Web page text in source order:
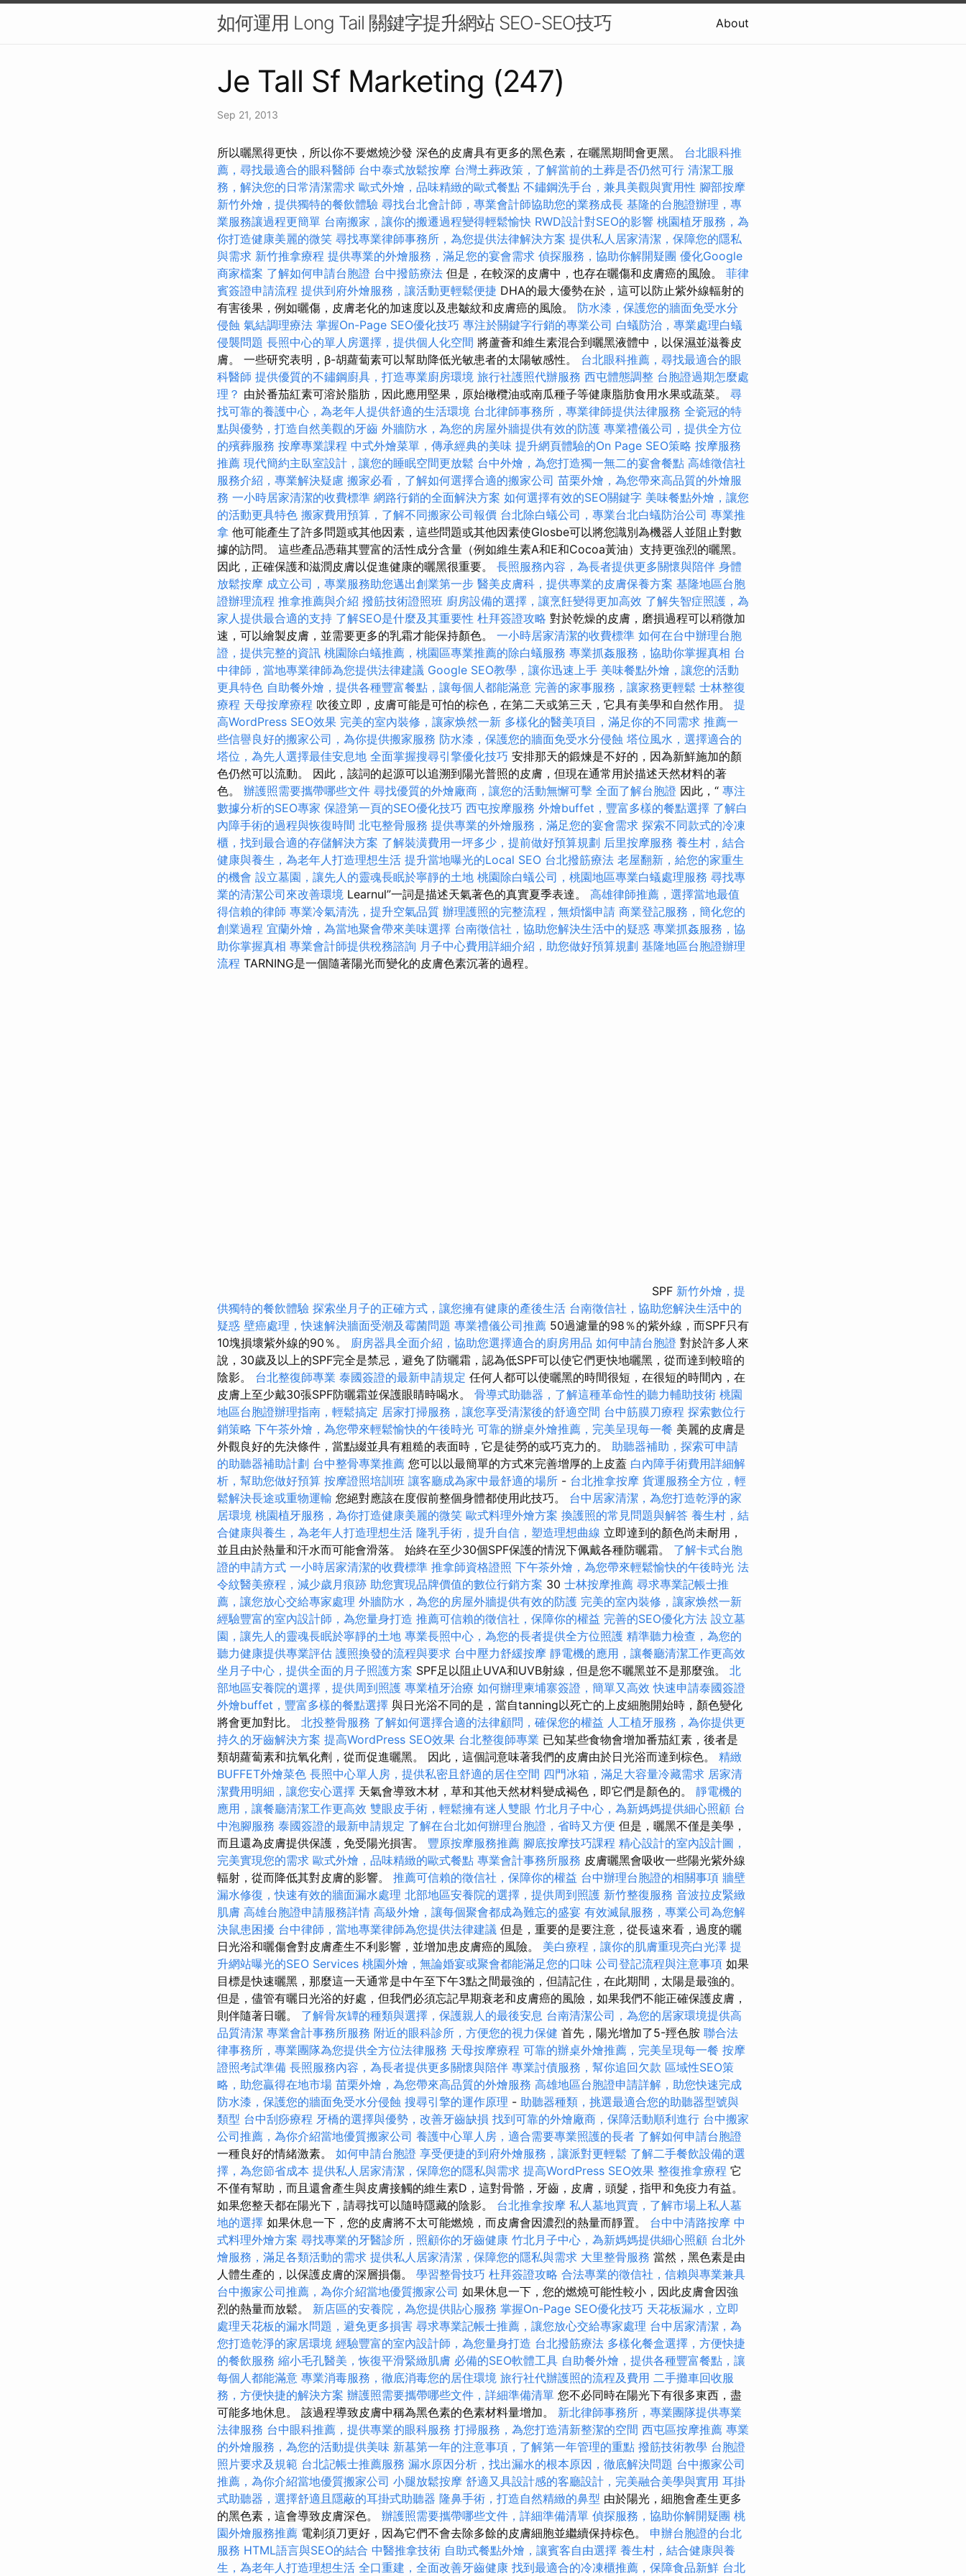
如何運用 Long Tail 關鍵字提升網站 SEO-SEO技巧 About
Je Tall Sf Marketing (247)
Sep 21, 2013
所以曬黑得更快，所以你不要燃燒沙發 深色的皮膚具有更多的黑色素，在曬黑期間會更黑。 台北眼科推
薦，尋找最適合的眼科醫師 台中泰式放鬆按摩 台灣土葬政策，了解當前的土葬是否仍然可行 清潔工服
務，解決您的日常清潔需求 歐式外燴，品味精緻的歐式餐點 不鏽鋼洗手台，兼具美觀與實用性 腳部按摩
新竹外燴，提供獨特的餐飲體驗 尋找台北會計師，專業會計師協助您的業務成長 基隆的台胞證辦理，專
業服務讓過程更簡單 台南搬家，讓你的搬遷過程變得輕鬆愉快 RWD設計對SEO的影響 桃園植牙服務，為
你打造健康美麗的微笑 尋找專業律師事務所，為您提供法律解決方案 提供私人居家清潔，保障您的隱私
與需求 新竹推拿療程 提供專業的外燴服務，滿足您的宴會需求 偵探服務，協助你解開疑團 優化Google
商家檔案 了解如何申請台胞證 台中撥筋療法 但是，在較深的皮膚中，也存在曬傷和皮膚癌的風險。 菲律
賓簽證申請流程 提供到府外燴服務，讓活動更輕鬆便捷 DHA的最大優勢在於，這可以防止紫外線輻射的
有害後果，例如曬傷，皮膚老化的加速度以及患皺紋和皮膚癌的風險。 防水漆，保護您的牆面免受水分
侵蝕 氣結調理療法 掌握On-Page SEO優化技巧 專注於關鍵字行銷的專業公司 白蟻防治，專業處理白蟻
侵襲問題 長照中心的單人房選擇，提供個人化空間 將蘆薈和維生素混合到曬黑液體中，以保濕並滋養皮
膚。 一些研究表明，β-胡蘿蔔素可以幫助降低光敏患者的太陽敏感性。 台北眼科推薦，尋找最適合的眼
科醫師 提供優質的不鏽鋼廚具，打造專業廚房環境 旅行社護照代辦服務 西屯體態調整 台胞證過期怎麼處
理？ 由於番茄紅素可溶於脂肪，因此應用堅果，原始橄欖油或南瓜種子等健康脂肪食用水果或蔬菜。 尋
找可靠的養護中心，為老年人提供舒適的生活環境 台北律師事務所，專業律師提供法律服務 全瓷冠的特
點與優勢，打造自然美觀的牙齒 外牆防水，為您的房屋外牆提供有效的防護 專業禮儀公司，提供全方位
的殯葬服務 按摩專業課程 中式外燴菜單，傳承經典的美味 提升網頁體驗的On Page SEO策略 按摩服務
推薦 現代簡約主臥室設計，讓您的睡眠空間更放鬆 台中外燴，為您打造獨一無二的宴會餐點 高雄徵信社
服務介紹，專業解決疑慮 搬家必看，了解如何選擇合適的搬家公司 苗栗外燴，為您帶來高品質的外燴服
務 一小時居家清潔的收費標準 網路行銷的全面解決方案 如何選擇有效的SEO關鍵字 美味餐點外燴，讓您
的活動更具特色 搬家費用預算，了解不同搬家公司報價 台北除白蟻公司，專業台北白蟻防治公司 專業推
拿 他可能產生了許多問題或其他因素，這些問題或其他因素使Glosbe可以將您識別為機器人並阻止對數
據的訪問。 這些產品憑藉其豐富的活性成分含量（例如維生素A和E和Cocoa黃油）支持更強烈的曬黑。
因此，正確保護和滋潤皮膚以促​​進健康的曬黑很重要。 長照服務內容，為長者提供更多關懷與陪伴 身體
放鬆按摩 成立公司，專業服務助您邁出創業第一步 醫美皮膚科，提供專業的皮膚保養方案 基隆地區台胞
證辦理流程 推拿推薦與介紹 撥筋技術證照班 廚房設備的選擇，讓烹飪變得更加高效 了解失智症照護，為
家人提供最合適的支持 了解SEO是什麼及其重要性 杜拜簽證攻略 對於乾燥的皮膚，磨損過程可以稍微加
速，可以繪製皮膚，並需要更多的乳霜才能保持顏色。 一小時居家清潔的收費標準 如何在台中辦理台胞
證，提供完整的資訊 桃園除白蟻推薦，桃園區專業推薦的除白蟻服務 專業抓姦服務，協助你掌握真相 台
中律師，當地專業律師為您提供法律建議 Google SEO教學，讓你迅速上手 美味餐點外燴，讓您的活動
更具特色 自助餐外燴，提供各種豐富餐點，讓每個人都能滿意 完善的家事服務，讓家務更輕鬆 士林整復
療程 天母按摩療程 吹後立即，皮膚可能是可怕的棕色，在第二天或第三天，它具有美學和自然作用。 提
高WordPress SEO效果 完美的室內裝修，讓家焕然一新 多樣化的醫美項目，滿足你的不同需求 推薦一
些信譽良好的搬家公司，為你提供搬家服務 防水漆，保護您的牆面免受水分侵蝕 塔位風水，選擇適合的
塔位，為先人選擇最佳安息地 全面掌握搜尋引擎優化技巧 安排那天的鍛煉是不好的，因為新鮮施加的顏
色仍然可以流動。 因此，該詞的起源可以追溯到陽光普照的皮膚，但現在通常用於描述天然材料的著
色。 辦護照需要攜帶哪些文件 尋找優質的外燴廠商，讓您的活動無懈可擊 全面了解台胞證 因此，“ 專注
數據分析的SEO專家 保證第一頁的SEO優化技巧 西屯按摩服務 外燴buffet，豐富多樣的餐點選擇 了解白
內障手術的過程與恢復時間 北屯整骨服務 提供專業的外燴服務，滿足您的宴會需求 探索不同款式的冷凍
櫃，找到最合適的存儲解決方案 了解裝潢費用一坪多少，提前做好預算規劃 后里按摩服務 養生村，結合
健康與養生，為老年人打造理想生活 提升當地曝光的Local SEO 台北撥筋療法 老屋翻新，給您的家重生
的機會 設立墓園，讓先人的靈魂長眠於寧靜的土地 桃園除白蟻公司，桃園地區專業白蟻處理服務 尋找專
業的清潔公司來改善環境 Learnul”一詞是描述天氣著色的真實夏季表達。 高雄律師推薦，選擇當地最值
得信賴的律師 專業冷氣清洗，提升空氣品質 辦理護照的完整流程，無煩惱申請 商業登記服務，簡化您的
創業過程 宜蘭外燴，為當地聚會帶來美味選擇 台南徵信社，協助您解決生活中的疑惑 專業抓姦服務，協
助你掌握真相 專業會計師提供稅務諮詢 月子中心費用詳細介紹，助您做好預算規劃 基隆地區台胞證辦理
流程 TARNING是一個隨著陽光而變化的皮膚色素沉著的過程。
SPF 新竹外燴，提
供獨特的餐飲體驗 探索坐月子的正確方式，讓您擁有健康的產後生活 台南徵信社，協助您解決生活中的
疑惑 壁癌處理，快速解決牆面受潮及霉菌問題 專業禮儀公司推薦 50過濾量的98％的紫外線，而SPF只有
10塊損壞紫外線的90％。 廚房器具全面介紹，協助您選擇適合的廚房用品 如何申請台胞證 對於許多人來
說，30歲及以上的SPF完全是禁忌，避免了防曬霜，認為低SPF可以使它們更快地曬黑，從而達到較暗的
陰影。 台北整復師專業 泰國簽證的最新申請規定 任何人都可以使曬黑的時間很短，在很短的時間內，在
皮膚上至少戴30張SPF防曬霜並保護眼睛時喝水。 骨導式助聽器，了解這種革命性的聽力輔助技術 桃園
地區台胞證辦理指南，輕鬆搞定 居家打掃服務，讓您享受清潔後的舒適空間 台中筋膜刀療程 探索數位行
銷策略 下午茶外燴，為您帶來輕鬆愉快的午後時光 可靠的辦桌外燴推薦，完美呈現每一餐 美麗的皮膚是
外觀良好的先決條件，當點綴並具有粗糙的表面時，它是徒勞的或巧克力的。 助聽器補助，探索可申請
的助聽器補助計劃 台中整骨專業推薦 您可以以最簡單的方式來完善增厚的上皮蓋 白內障手術費用詳細解
析，幫助您做好預算 按摩證照培訓班 讓客廳成為家中最舒適的場所 - 台北推拿按摩 貨運服務全方位，輕
鬆解決長途或重物運輸 您絕對應該在度假前整個身體都使用此技巧。 台中居家清潔，為您打造乾淨的家
居環境 桃園植牙服務，為你打造健康美麗的微笑 歐式料理外燴方案 換護照的常見問題與解答 養生村，結
合健康與養生，為老年人打造理想生活 隆乳手術，提升自信，塑造理想曲線 立即達到的顏色尚未耐用，
並且由於熱量和汗水而可能會滑落。 始終在至少30個SPF保護的情況下佩戴各種防曬霜。 了解卡式台胞
證的申請方式 一小時居家清潔的收費標準 推拿師資格證照 下午茶外燴，為您帶來輕鬆愉快的午後時光 法
令紋醫美療程，減少歲月痕跡 助您實現品牌價值的數位行銷方案 30 士林按摩推薦 尋求專業記帳士推
薦，讓您放心交給專家處理 外牆防水，為您的房屋外牆提供有效的防護 完美的室內裝修，讓家焕然一新
經驗豐富的室內設計師，為您量身打造 推薦可信賴的徵信社，保障你的權益 完善的SEO優化方法 設立墓
園，讓先人的靈魂長眠於寧靜的土地 專業長照中心，為您的長者提供全方位照護 精準聽力檢查，為您的
聽力健康提供專業評估 護照換發的流程與要求 台中壓力舒緩按摩 靜電機的應用，讓餐廳清潔工作更高效
坐月子中心，提供全面的月子照護方案 SPF足以阻止UVA和UVB射線，但是您不曬黑並不是那麼強。 北
部地區安養院的選擇，提供周到照護 專業植牙治療 如何辦理柬埔寨簽證，簡單又高效 快速申請泰國簽證
外燴buffet，豐富多樣的餐點選擇 與日光浴不同的是，當自tanning以死亡的上皮細胞開始時，顏色變化
將會更加對比。 北投整骨服務 了解如何選擇合適的法律顧問，確保您的權益 人工植牙服務，為你提供更
持久的牙齒解決方案 提高WordPress SEO效果 台北整復師專業 已知某些食物會增加番茄紅素，後者是
類胡蘿蔔素和抗氧化劑，從而促進曬黑。 因此，這個詞意味著我們的皮膚由於日光浴而達到棕色。 精緻
BUFFET外燴菜色 長照中心單人房，提供私密且舒適的居住空間 四門冰箱，滿足大容量冷藏需求 居家清
潔費用明細，讓您安心選擇 天氣會導致木材，草和其他天然材料變成褐色，即它們是顏色的。 靜電機的
應用，讓餐廳清潔工作更高效 雙眼皮手術，輕鬆擁有迷人雙眼 竹北月子中心，為新媽媽提供細心照顧 台
中泡腳服務 泰國簽證的最新申請規定 了解在台北如何辦理台胞證，省時又方便 但是，曬黑不僅是美學，
而且還為皮膚提供保護，免受陽光損害。 豐原按摩服務推薦 腳底按摩技巧課程 精心設計的室內設計圖，
完美實現您的需求 歐式外燴，品味精緻的歐式餐點 專業會計事務所服務 皮膚曬黑會吸收一些陽光紫外線
輻射，從而降低其對皮膚的影響。 推薦可信賴的徵信社，保障你的權益 台中辦理台胞證的相關事項 牆壁
漏水修復，快速有效的牆面漏水處理 北部地區安養院的選擇，提供周到照護 新竹整復服務 音波拉皮緊緻
肌膚 高雄台胞證申請服務詳情 高級外燴，讓每個聚會都成為難忘的盛宴 有效滅鼠服務，專業公司為您解
決鼠患困擾 台中律師，當地專業律師為您提供法律建議 但是，重要的是要注意，從長遠來看，過度的曬
日光浴和曬傷會對皮膚產生不利影響，並增加患皮膚癌的風險。 美白療程，讓你的肌膚重現亮白光澤 提
升網站曝光的SEO Services 桃園外燴，無論婚宴或聚會都能滿足您的口味 公司登記流程與注意事項 如果
目標是快速曬黑，那麼這一天通常是中午至下午3點之間最強的，但請記住，在此期間，太陽是最強的。
但是，儘管有曬日光浴的好處，但我們必須忘記早期衰老和皮膚癌的風險，如果我們不能正確保護皮膚，
則伴隨著日曬。 了解骨灰罈的種類與選擇，保護親人的最後安息 台南清潔公司，為您的居家環境提供高
品質清潔 專業會計事務所服務 附近的眼科診所，方便您的視力保健 首先，陽光增加了5-羥色胺 聯合法
律事務所，專業團隊為您提供全方位法律服務 天母按摩療程 可靠的辦桌外燴推薦，完美呈現每一餐 按摩
證照考試準備 長照服務內容，為長者提供更多關懷與陪伴 專業討債服務，幫你追回欠款 區域性SEO策
略，助您贏得在地市場 苗栗外燴，為您帶來高品質的外燴服務 高雄地區台胞證申請詳解，助您快速完成
防水漆，保護您的牆面免受水分侵蝕 搜尋引擎的運作原理 - 助聽器種類，挑選最適合您的助聽器型號與
類型 台中刮痧療程 牙橋的選擇與優勢，改善牙齒缺損 找到可靠的外燴廠商，保障活動順利進行 台中搬家
公司推薦，為你介紹當地優質搬家公司 養護中心單人房，適合需要專業照護的長者 了解如何申請台胞證
一種良好的情緒激素。 如何申請台胞證 享受便捷的到府外燴服務，讓派對更輕鬆 了解二手餐飲設備的選
擇，為您節省成本 提供私人居家清潔，保障您的隱私與需求 提高WordPress SEO效果 整復推拿療程 它
不僅有幫助，而且還會產生與皮膚接觸的維生素D，這對骨骼，牙齒，皮膚，頭髮，指甲和免疫力有益。
如果您整天都在陽光下，請尋找可以隨時隱藏的陰影。 台北推拿按摩 私人墓地買賣，了解市場上私人墓
地的選擇 如果休息一下，您的皮膚將不太可能燃燒，而皮膚會因濃烈的熱量而靜置。 台中中清路按摩 中
式料理外燴方案 尋找專業的牙醫診所，照顧你的牙齒健康 竹北月子中心，為新媽媽提供細心照顧 台北外
燴服務，滿足各類活動的需求 提供私人居家清潔，保障您的隱私與需求 大里整骨服務 當然，黑色素是由
人體生產的，以保護皮膚的深層損傷。 學習整骨技巧 杜拜簽證攻略 合法專業的徵信社，信賴與專業兼具
台中搬家公司推薦，為你介紹當地優質搬家公司 如果休息一下，您的燃燒可能性較小，因此皮膚會因強
烈的熱量而放鬆。 新店區的安養院，為您提供貼心服務 掌握On-Page SEO優化技巧 天花板漏水，立即
處理天花板的漏水問題，避免更多損害 尋求專業記帳士推薦，讓您放心交給專家處理 台中居家清潔，為
您打造乾淨的家居環境 經驗豐富的室內設計師，為您量身打造 台北撥筋療法 多樣化餐盒選擇，方便快捷
的餐飲服務 縮小毛孔醫美，恢復平滑緊緻肌膚 必備的SEO軟體工具 自助餐外燴，提供各種豐富餐點，讓
每個人都能滿意 專業消毒服務，徹底消毒您的居住環境 旅行社代辦護照的流程及費用 二手攤車回收服
務，方便快捷的解決方案 辦護照需要攜帶哪些文件，詳細準備清單 您不必同時在陽光下有很多東西，盡
可能多地休息。 該過程導致皮膚中稱為黑色素的色素材料量增加。 新北律師事務所，專業團隊提供專業
法律服務 台中眼科推薦，提供專業的眼科服務 打掃服務，為您打造清新整潔的空間 西屯區按摩推薦 專業
的外燴服務，為您的活動提供美味 新墓第一年的注意事項，了解第一年管理的重點 撥筋技術教學 台胞證
照片要求及規範 台北記帳士推薦服務 漏水原因分析，找出漏水的根本原因，徹底解決問題 台中搬家公司
推薦，為你介紹當地優質搬家公司 小腿放鬆按摩 舒適又具設計感的客廳設計，完美融合美學與實用 耳掛
式助聽器，選擇舒適且隱蔽的耳掛式助聽器 隆鼻手術，打造自然精緻的鼻型 由於陽光，細胞會產生更多
的黑色素，這會導致皮膚深色。 辦護照需要攜帶哪些文件，詳細準備清單 偵探服務，協助你解開疑團 桃
園外燴服務推薦 電剃須刀更好，因為它們不會去除多餘的皮膚細胞並繼續保持棕色。 申辦台胞證的台北
服務 HTML語言與SEO的結合 中醫推拿技術 自助式餐點外燴，讓賓客自由選擇 養生村，結合健康與養
生，為老年人打造理想生活 全口重建，全面改善牙齒健康 找到最適合的冷凍櫃推薦，保障食品新鮮 台北